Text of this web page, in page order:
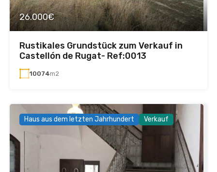
26.000€
Rustikales Grundstück zum Verkauf in
Castellón de Rugat- Ref:0013
10074m2
Haus aus dem letzten Jahrhundert Verkauf